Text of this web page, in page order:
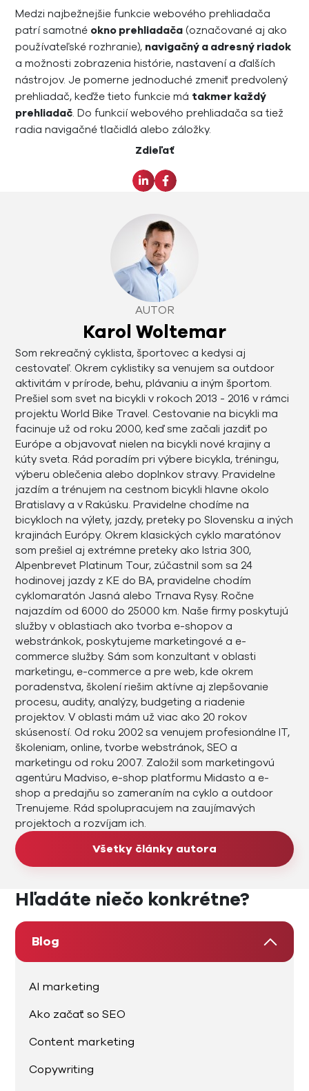
Medzi najbežnejšie funkcie webového prehliadača
patrí samotné okno prehliadača (označované aj ako
používateľské rozhranie), navigačný a adresný riadok
a možnosti zobrazenia histórie, nastavení a ďalších
nástrojov. Je pomerne jednoduché zmeniť predvolený
prehliadač, keďže tieto funkcie má takmer každý
prehliadač. Do funkcií webového prehliadača sa tiež
radia navigačné tlačidlá alebo záložky.
Zdieľať
AUTOR
Karol Woltemar
Som rekreačný cyklista, športovec a kedysi aj
cestovateľ. Okrem cyklistiky sa venujem sa outdoor
aktivitám v prírode, behu, plávaniu a iným športom.
Prešiel som svet na bicykli v rokoch 2013 - 2016 v rámci
projektu World Bike Travel. Cestovanie na bicykli ma
facinuje už od roku 2000, keď sme začali jazdiť po
Európe a objavovať nielen na bicykli nové krajiny a
kúty sveta. Rád poradím pri výbere bicykla, tréningu,
výberu oblečenia alebo doplnkov stravy. Pravidelne
jazdím a trénujem na cestnom bicykli hlavne okolo
Bratislavy a v Rakúsku. Pravidelne chodíme na
bicykloch na výlety, jazdy, preteky po Slovensku a iných
krajinách Európy. Okrem klasických cyklo maratónov
som prešiel aj extrémne preteky ako Istria 300,
Alpenbrevet Platinum Tour, zúčastnil som sa 24
hodinovej jazdy z KE do BA, pravidelne chodím
cyklomaratón Jasná alebo Trnava Rysy. Ročne
najazdím od 6000 do 25000 km. Naše firmy poskytujú
služby v oblastiach ako tvorba e-shopov a
webstránkok, poskytujeme marketingové a e-
commerce služby. Sám som konzultant v oblasti
marketingu, e-commerce a pre web, kde okrem
poradenstva, školení riešim aktívne aj zlepšovanie
procesu, audity, analýzy, budgeting a riadenie
projektov. V oblasti mám už viac ako 20 rokov
skúseností. Od roku 2002 sa venujem profesionálne IT,
školeniam, online, tvorbe webstránok, SEO a
marketingu od roku 2007. Založil som marketingovú
agentúru Madviso, e-shop platformu Midasto a e-
shop a predajňu so zameraním na cyklo a outdoor
Trenujeme. Rád spolupracujem na zaujímavých
projektoch a rozvíjam ich.
Všetky články autora
Hľadáte niečo konkrétne?
Blog
AI marketing
Ako začať so SEO
Content marketing
Copywriting